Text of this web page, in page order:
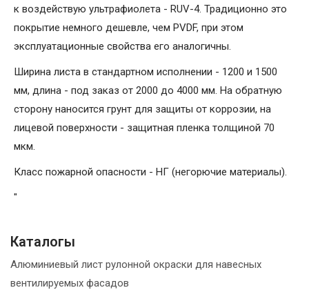
к воздействую ультрафиолета - RUV-4. Традиционно это
покрытие немного дешевле, чем PVDF, при этом
эксплуатационные свойства его аналогичны.
Ширина листа в стандартном исполнении - 1200 и 1500
мм, длина - под заказ от 2000 до 4000 мм. На обратную
сторону наносится грунт для защиты от коррозии, на
лицевой поверхности - защитная пленка толщиной 70
мкм.
Класс пожарной опасности - НГ (негорючие материалы).
"
Каталогы
Алюминиевый лист рулонной окраски для навесных
вентилируемых фасадов